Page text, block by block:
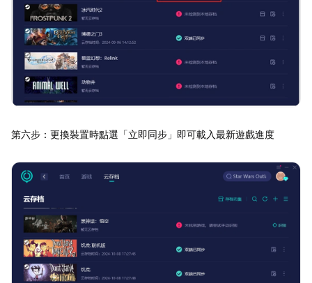
第六步：更換裝置時點選「立即同步」即可載入最新遊戲進度